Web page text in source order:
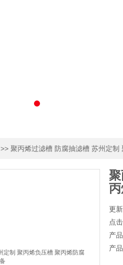
>> 聚丙烯过滤槽 防腐抽滤槽 苏州定制
更
点
产
产